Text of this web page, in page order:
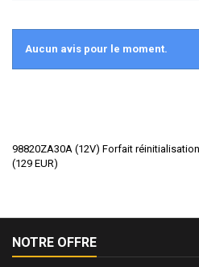
Aucun avis pour le moment.
98820ZA30A (12V) Forfait
(129 EUR)
NOTRE OFFRE